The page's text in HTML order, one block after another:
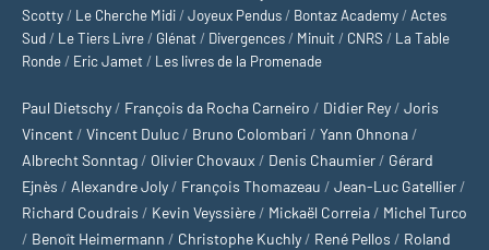
Scotty / Le Cherche Midi /Joyeux Pendus / Bontaz Academy / Actes
Sud / Le Tiers Livre / Glénat / Divergences / Minuit / CNRS / La Table
Ronde / Eric Jamet / Les livres de la Promenade
Paul Dietschy / François da Rocha Carneiro / Didier Rey / Joris
Vincent / Vincent Duluc / Bruno Colombari / Yann Ohnona /
Albrecht Sonntag / Olivier Chovaux / Denis Chaumier / Gérard
Ejnès / Alexandre Joly / François Thomazeau / Jean-Luc Gatellier /
Richard Coudrais / Kevin Veyssière / Mickaël Correia / Michel Turco
/ Benoît Heimermann / Christophe Kuchly / René Pellos / Roland